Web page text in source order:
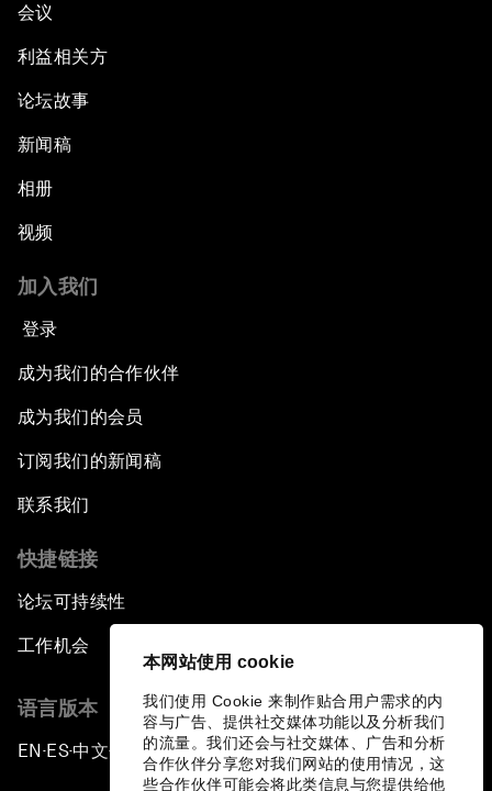
本网站使用 cookie
我们使用 Cookie 来制作贴合用户需求的内
容与广告、提供社交媒体功能以及分析我们
的流量。我们还会与社交媒体、广告和分析
合作伙伴分享您对我们网站的使用情况，这
些合作伙伴可能会将此类信息与您提供给他
会议
利益相关方
论坛故事
新闻稿
相册
视频
加入我们
登录
成为我们的合作伙伴
成为我们的会员
订阅我们的新闻稿
联系我们
快捷链接
论坛可持续性
工作机会
语言版本
EN ▪ES▪中文▪ 日本語